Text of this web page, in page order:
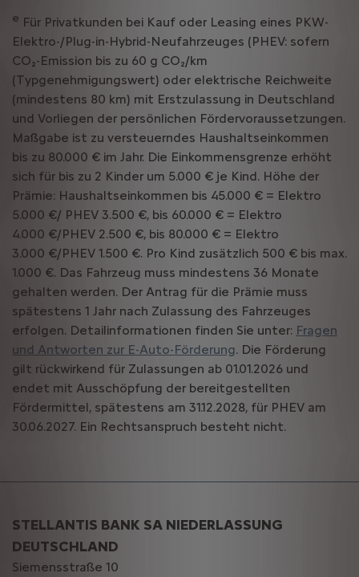
e Für Privatkunden bei Kauf oder Leasing eines PKW-
Elektro-/Plug-in-Hybrid-Neufahrzeuges (PHEV: sofern
CO₂-Emission bis zu 60 g CO₂/km
(Typgenehmigungswert) oder elektrische Reichweite
(mindestens 80 km) mit Erstzulassung in Deutschland
und Vorliegen der persönlichen Fördervoraussetzungen.
Maßgabe ist zu versteuerndes Haushaltseinkommen
bis zu 80.000 € im Jahr. Die Einkommensgrenze erhöht
sich für bis zu 2 Kinder um 5.000 € je Kind. Höhe der
Prämie: Haushaltseinkommen bis 45.000 € = Elektro
5.000 €/ PHEV 3.500 €, bis 60.000 € = Elektro
4.000 €/PHEV 2.500 €, bis 80.000 € = Elektro
3.000 €/PHEV 1.500 €. Pro Kind zusätzlich 500 € bis max.
1.000 €. Das Fahrzeug muss mindestens 36 Monate
gehalten werden. Der Antrag für die Prämie muss
spätestens 1 Jahr nach Zulassung des Fahrzeuges
erfolgen. Detailinformationen finden Sie unter: Fragen
und Antworten zur E-Auto-Förderung. Die Förderung
gilt rückwirkend für Zulassungen ab 01.01.2026 und
endet mit Ausschöpfung der bereitgestellten
Fördermittel, spätestens am 31.12.2028, für PHEV am
30.06.2027. Ein Rechtsanspruch besteht nicht.
STELLANTIS BANK SA NIEDERLASSUNG
DEUTSCHLAND
Siemensstraße 10